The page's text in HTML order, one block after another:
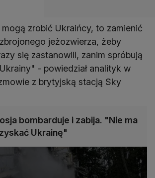
zrobić Ukraińcy, to zamienić
jeżozwierza, żeby
się zastanowili, zanim spróbują
- powiedział analityk w
z brytyjską stacją Sky
bombarduje i zabija. "Nie ma
Ukrainę"